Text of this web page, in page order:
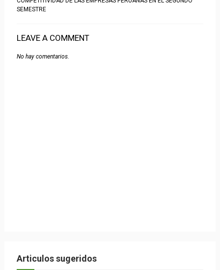
SEMESTRE
LEAVE A COMMENT
No hay comentarios.
Articulos sugeridos